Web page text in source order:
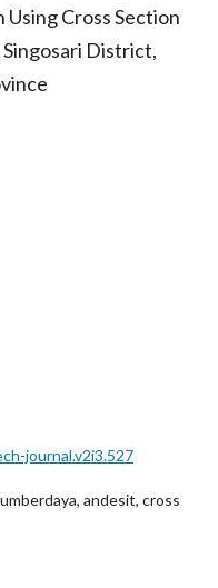
Cross Section
District,
journal.v2i3.527
andesit, cross